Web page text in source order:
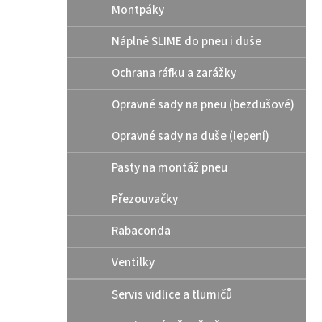
Montpáky
Náplně SLIME do pneu i duše
Ochrana ráfku a zarážky
Opravné sady na pneu (bezdušové)
Opravné sady na duše (lepení)
Pasty na montáž pneu
Přezouvačky
Rabaconda
Ventilky
Servis vidlice a tlumičů